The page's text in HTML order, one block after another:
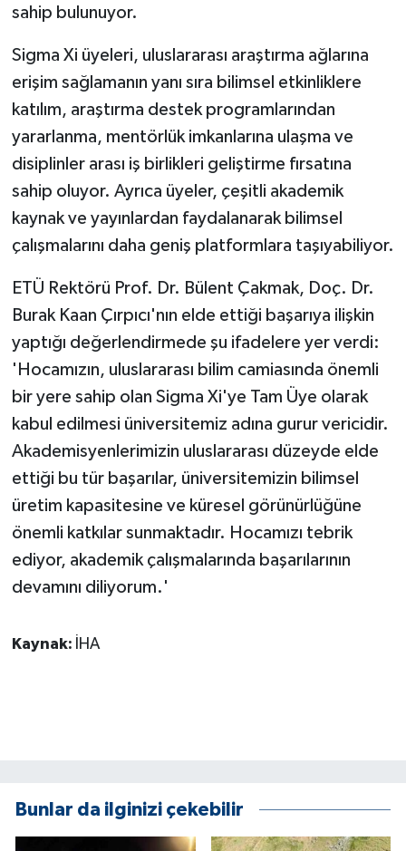
sahip bulunuyor.
Sigma Xi üyeleri, uluslararası araştırma ağlarına
erişim sağlamanın yanı sıra bilimsel etkinliklere
katılım, araştırma destek programlarından
yararlanma, mentörlük imkanlarına ulaşma ve
disiplinler arası iş birlikleri geliştirme fırsatına
sahip oluyor. Ayrıca üyeler, çeşitli akademik
kaynak ve yayınlardan faydalanarak bilimsel
çalışmalarını daha geniş platformlara taşıyabiliyor.
ETÜ Rektörü Prof. Dr. Bülent Çakmak, Doç. Dr.
Burak Kaan Çırpıcı'nın elde ettiği başarıya ilişkin
yaptığı değerlendirmede şu ifadelere yer verdi:
'Hocamızın, uluslararası bilim camiasında önemli
bir yere sahip olan Sigma Xi'ye Tam Üye olarak
kabul edilmesi üniversitemiz adına gurur vericidir.
Akademisyenlerimizin uluslararası düzeyde elde
ettiği bu tür başarılar, üniversitemizin bilimsel
üretim kapasitesine ve küresel görünürlüğüne
önemli katkılar sunmaktadır. Hocamızı tebrik
ediyor, akademik çalışmalarında başarılarının
devamını diliyorum.'
Kaynak: İHA
Bunlar da ilginizi çekebilir
Turizm
ÜLKE GÜNDEMİ
YEREL
Yerel Haberler